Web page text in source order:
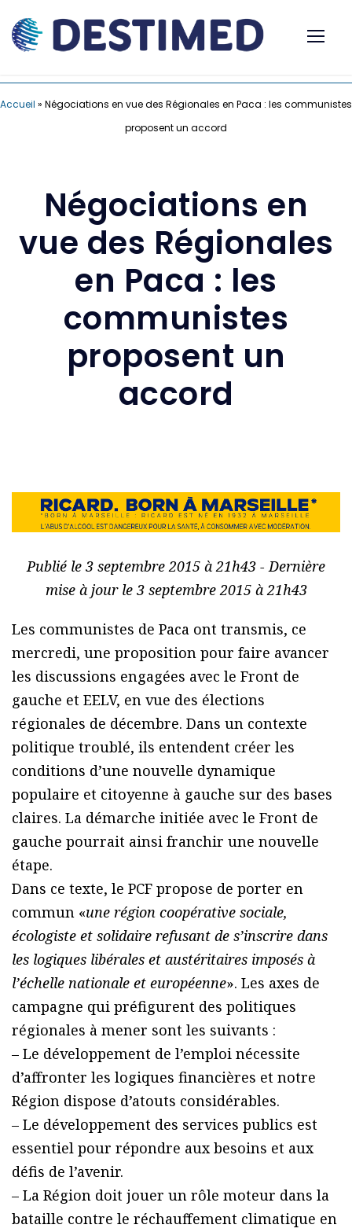
Accueil » Négociations en vue des Régionales en Paca : les communistes
proposent un accord
Négociations en
vue des Régionales
en Paca : les
communistes
proposent un
accord
Publié le 3 septembre 2015 à 21h43 - Dernière
mise à jour le 3 septembre 2015 à 21h43
Les communistes de Paca ont transmis, ce
mercredi, une proposition pour faire avancer
les discussions engagées avec le Front de
gauche et EELV, en vue des élections
régionales de décembre. Dans un contexte
politique troublé, ils entendent créer les
conditions d’une nouvelle dynamique
populaire et citoyenne à gauche sur des bases
claires. La démarche initiée avec le Front de
gauche pourrait ainsi franchir une nouvelle
étape.
Dans ce texte, le PCF propose de porter en
commun «une région coopérative sociale,
écologiste et solidaire refusant de s’inscrire dans
les logiques libérales et austéritaires imposés à
l’échelle nationale et européenne». Les axes de
campagne qui préfigurent des politiques
régionales à mener sont les suivants :
– Le développement de l’emploi nécessite
d’affronter les logiques financières et notre
Région dispose d’atouts considérables.
– Le développement des services publics est
essentiel pour répondre aux besoins et aux
défis de l’avenir.
– La Région doit jouer un rôle moteur dans la
bataille contre le réchauffement climatique en